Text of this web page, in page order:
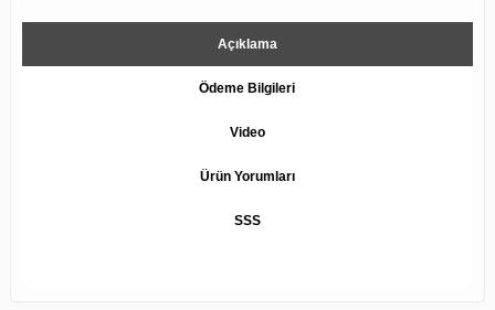
Açıklama
Ödeme Bilgileri
Video
Ürün Yorumları
SSS